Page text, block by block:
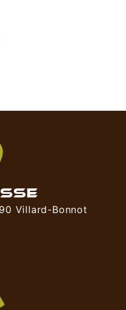
Villard-Bonnot